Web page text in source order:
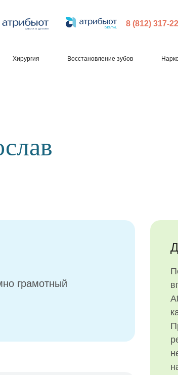
8 (812) 317-
Хирургия Восстановление зубов
грамотный